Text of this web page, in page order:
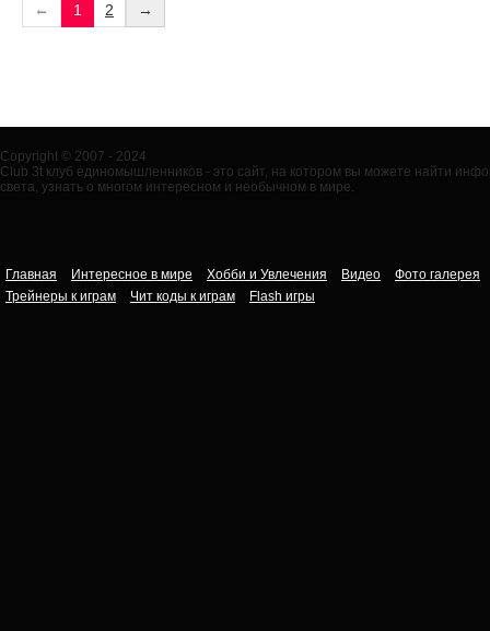
← 1 2 →
Copyright © 2007 - 2024
Club 3t клуб единомышленников - это сайт, на котором вы можете найти
света, узнать о многом интересном и необычном в мире.
Главная Интересное в мире Хобби и Увлечения Видео
Фото галерея
Трейнеры к играм
Чит коды к играм Flash игры